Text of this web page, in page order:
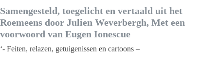
Samengesteld, toegelicht en vertaald uit het
Roemeens door Julien Weverbergh, Met een
voorwoord van Eugen Ionescue
‘- Feiten, relazen, getuigenissen en cartoons –